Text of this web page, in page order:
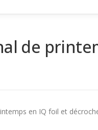
de
en IQ foil et